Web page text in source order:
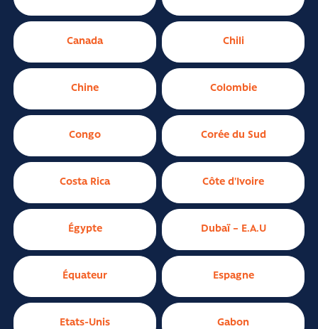
Canada Chili
Chine Colombie
Congo Corée du Sud
Costa Rica Côte d'Ivoire
Égypte Dubaï – E.A.U
Équateur Espagne
Etats-Unis Gabon